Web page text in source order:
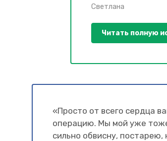
Светлана
Читать полную
«Просто от всего сердца
операцию. Мы мой уже тоже
сильно обвисну,